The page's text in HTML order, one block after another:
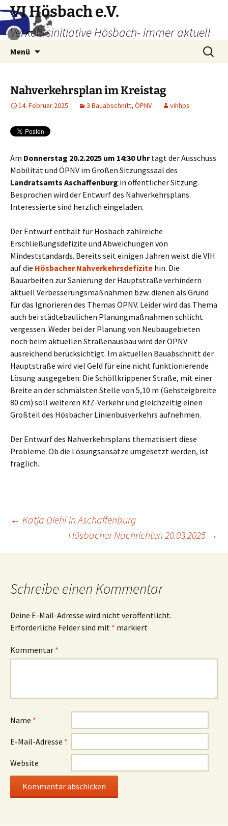
Zum
Inhalt
springen
VI Hösbach e.V.
Verkehrsinitiative Hösbach- immer aktuell
Menü
Suchen
nach:
Nahverkehrsplan im Kreistag
14. Februar 2025 3.Bauabschnitt, ÖPNV vihhps
Am Donnerstag 20.2.2025 um 14:30 Uhrtagt der Ausschuss
Mobilität und ÖPNV im Großen Sitzungssaal des
Landratsamts Aschaffenburg in öffentlicher Sitzung.
Besprochen wird der Entwurf des Nahverkehrsplans.
Interessierte sind herzlich eingeladen.
Der Entwurf enthält für Hösbach zahlreiche
Erschließungsdefizite und Abweichungen von
Mindeststandards. Bereits seit einigen Jahren weist die VIH
auf die Hösbacher Nahverkehrsdefizite hin. Die
Bauarbeiten zur Sanierung der Hauptstraße verhindern
aktuell Verbesserungsmaßnahmen bzw. dienen als Grund
für das Ignorieren des Themas ÖPNV. Leider wird das Thema
auch bei städtebaulichen Planungmaßnahmen schlicht
vergessen. Weder bei der Planung von Neubaugebieten
noch beim aktuellen Straßenausbau wird der ÖPNV
ausreichend berücksichtigt. Im aktuellen Bauabschnitt der
Hauptstraße wird viel Geld für eine nicht funktionierende
Lösung ausgegeben: Die Schöllkrippener Straße, mit einer
Breite an der schmälsten Stelle von 5,10 m (Gehsteigbreite
80 cm) soll weiteren KfZ-Verkehr und gleichzeitig einen
Großteil des Hösbacher Linienbusverkehrs aufnehmen.
Der Entwurf des Nahverkehrsplans thematisiert diese
Probleme. Ob die Lösungsansätze umgesetzt werden, ist
fraglich.
Beitragsnavigation
← Katja Diehl in Aschaffenburg
Hösbacher Nachrichten 20.03.2025 →
Schreibe einen Kommentar
Deine E-Mail-Adresse wird nicht veröffentlicht.
Erforderliche Felder sind mit * markiert
Kommentar *
Name *
E-Mail-Adresse *
Website